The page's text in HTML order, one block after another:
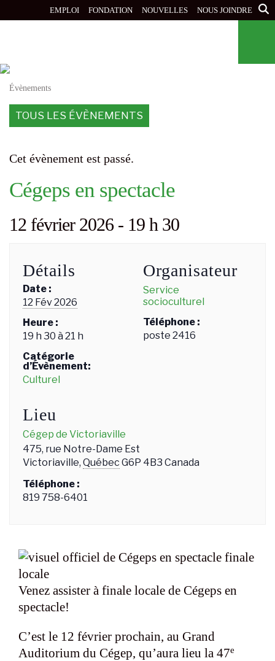
au
EMPLOI FONDATION NOUVELLES NOUS JOINDRE
Évènements
TOUS LES ÉVÈNEMENTS
Cet évènement est passé.
Cégeps en spectacle
12 février 2026 - 19 h 30
Détails
Date :
12 Fév 2026
Heure :
19 h 30 à 21 h
Catégorie
d’Évènement:
Culturel
Lieu
Cégep de Victoriaville
475, rue Notre-Dame Est
Victoriaville, Québec G6P 4B3 Canada
Téléphone :
819 758-6401
Organisateur
Service
socioculturel
Téléphone :
poste 2416
Venez assister à finale locale de Cégeps en
spectacle!
C’est le 12 février prochain, au Grand
Auditorium du Cégep, qu’aura lieu la 47e